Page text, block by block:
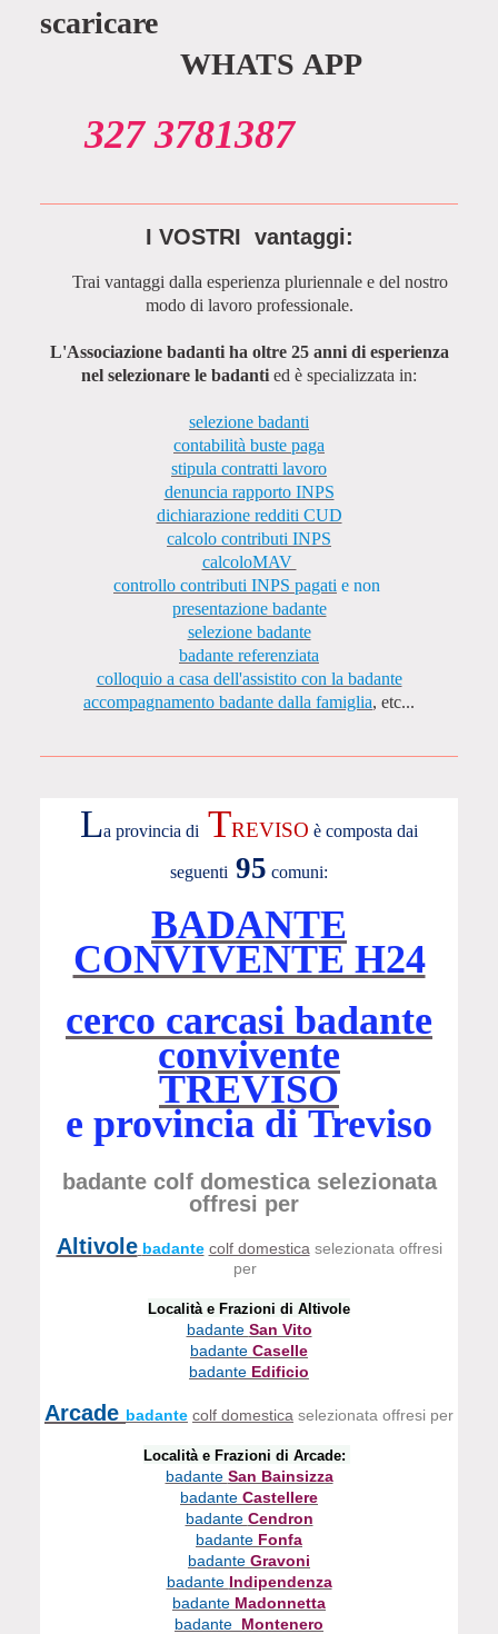
scaricare
WHATS APP
327 3781387
I VOSTRI vantaggi:
Trai vantaggi dalla esperienza pluriennale e del nostro
modo di lavoro professionale.
L'Associazione badanti ha oltre 25 anni di esperienza
nel selezionare le badanti ed è specializzata in:
selezione badanti
contabilità buste paga
stipula contratti lavoro
denuncia rapporto INPS
dichiarazione redditi CUD
calcolo contributi INPS
calcoloMAV
controllo contributi INPS pagati e non
presentazione badante
selezione badante
badante referenziata
colloquio a casa dell'assistito con la badante
accompagnamento badante dalla famiglia, etc...
La provincia di TREVISO è composta dai
seguenti 95 comuni:
BADANTE
CONVIVENTE H24
cerco carcasi badante
convivente
TREVISO
e provincia di Treviso
badante colf domestica selezionata
offresi per
Altivole badante colf domestica selezionata offresi
per
Località e Frazioni di Altivole
badante San Vito
badante Caselle
badante Edificio
Arcade badante colf domestica selezionata offresi per
Località e Frazioni di Arcade:
badante San Bainsizza
badante Castellere
badante Cendron
badante Fonfa
badante Gravoni
badante Indipendenza
badante Madonnetta
badante Montenero